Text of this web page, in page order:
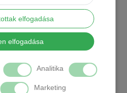
elfogadása
elfogadása
Analitika
Marketing